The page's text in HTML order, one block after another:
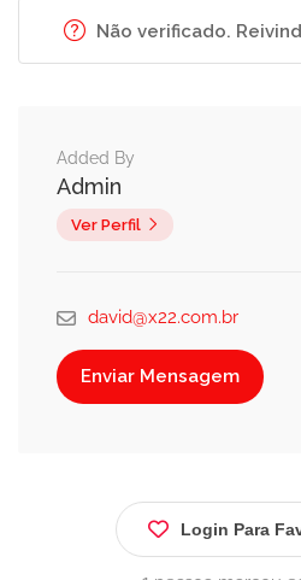
Não verificado.
Added By
Admin
Ver Perfil
david@x22.com.br
Enviar Mensagem
Login Para